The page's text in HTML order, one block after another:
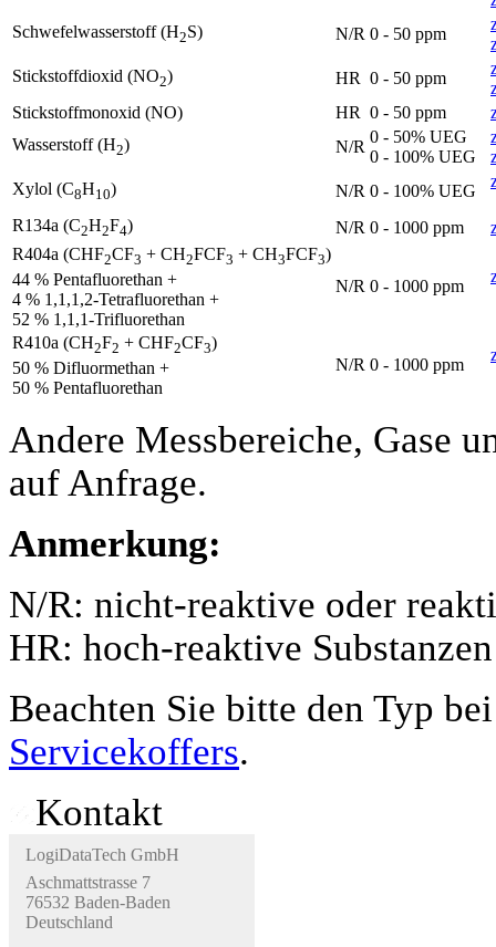
Schwefelwasserstoff (H2S) N/R 0 - 50 ppm
Stickstoffdioxid (NO2) HR 0 - 50 ppm
Stickstoffmonoxid (NO)
HR 0 - 50 ppm
Wasserstoff (H2) N/R
0 - 50% UEG
0 - 100% UEG
Xylol (C8H10) N/R 0 - 100% UEG
R134a (C2H2F4) N/R 0 - 1000 ppm
R404a (CHF2CF3 + CH2FCF3 + CH3FCF3)
44 % Pentafluorethan +
4 % 1,1,1,2-Tetrafluorethan +
52 % 1,1,1-Trifluorethan
N/R 0 - 1000 ppm
R410a (CH2F2 + CHF2CF3)
50 % Difluormethan +
50 % Pentafluorethan
N/R 0 - 1000 ppm
Andere Messbereiche, Gase
auf Anfrage.
Anmerkung:
N/R: nicht-reaktive oder
HR: hoch-reaktive Substanzen
Beachten Sie bitte den Typ
Servicekoffers.
Kontakt
LogiDataTech GmbH
Aschmattstrasse 7
76532 Baden-Baden
Deutschland